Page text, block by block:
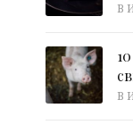
В
В